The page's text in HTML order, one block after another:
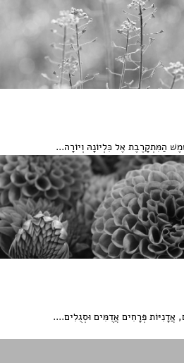
הַמִּתְקָרֶבֶת אֶל כִּלְיוֹנָהּ וְיוֹרָה...
פְּרָחִים אֲדֻמִּים וּסְגֻלִים....